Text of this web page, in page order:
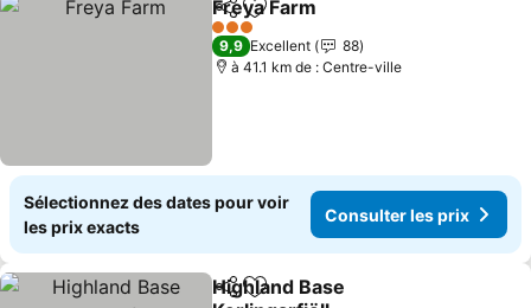
PartagerAjouter à mes favoris
Freya Farm
3 Étoiles
9,9 Excellent
88
à 41.1 km de : Centre-ville
Sélectionnez des dates pour voir
les prix exacts
Consulter les prix
PartagerAjouter à mes favoris
Highland Base